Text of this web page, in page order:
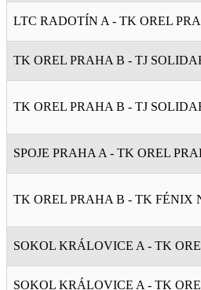
LTC RADOTÍN A - TK OREL
TK OREL PRAHA B - TJ
TK OREL PRAHA B - TJ
SPOJE PRAHA A - TK OREL
TK OREL PRAHA B - TK FÉNIX
SOKOL KRÁLOVICE A - TK
SOKOL KRÁLOVICE A - TK